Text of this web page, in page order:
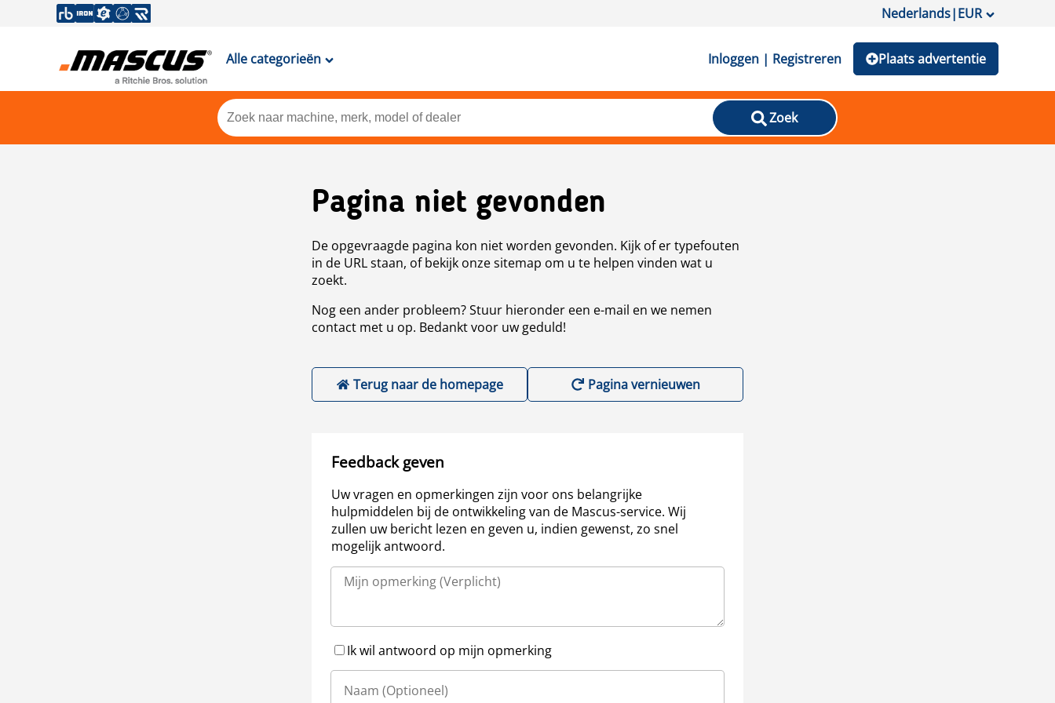
Nederlands|EUR
Alle categorieën Inloggen | Registreren Plaats advertentie
Zoek
Pagina niet gevonden
De opgevraagde pagina kon niet worden gevonden. Kijk of er typefouten
in de URL staan, of bekijk onze sitemap om u te helpen vinden wat u
zoekt.
Nog een ander probleem? Stuur hieronder een e-mail en we nemen
contact met u op. Bedankt voor uw geduld!
Terug naar de homepage Pagina vernieuwen
Feedback geven
Uw vragen en opmerkingen zijn voor ons belangrijke
hulpmiddelen bij de ontwikkeling van de Mascus-service. Wij
zullen uw bericht lezen en geven u, indien gewenst, zo snel
mogelijk antwoord.
Ik wil antwoord op mijn opmerking